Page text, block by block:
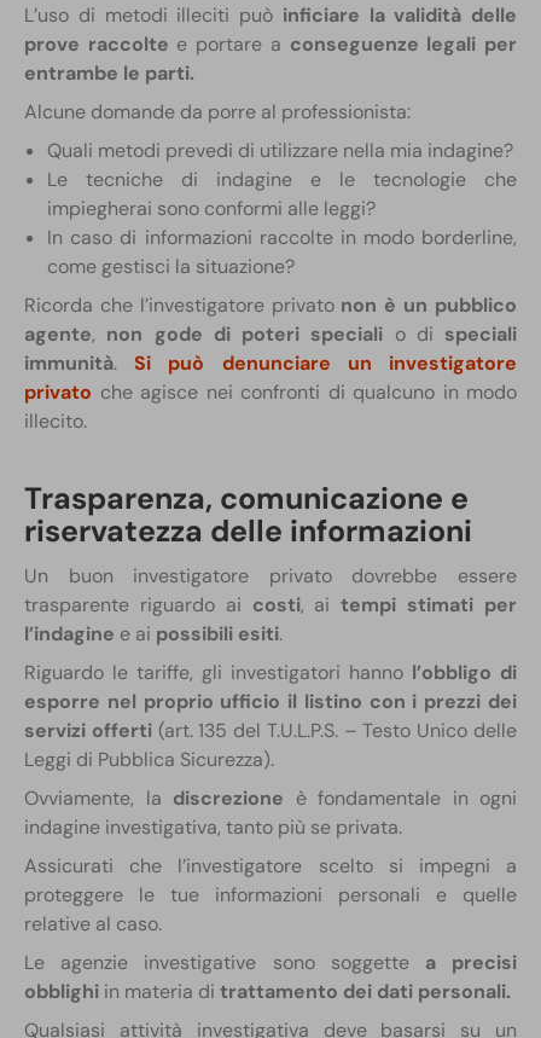
L’uso di metodi illeciti può inficiare la validità delle
prove raccolte e portare a conseguenze legali per
entrambe le parti.
Alcune domande da porre al professionista:
Quali metodi prevedi di utilizzare nella mia indagine?
Le tecniche di indagine e le tecnologie che
impiegherai sono conformi alle leggi?
In caso di informazioni raccolte in modo borderline,
come gestisci la situazione?
Ricorda che l’investigatore privato non è un pubblico
agente, non gode di poteri speciali o di speciali
immunità.Si può denunciare un investigatore
privato che agisce nei confronti di qualcuno in modo
illecito.
Trasparenza, comunicazione e
riservatezza delle informazioni
Un buon investigatore privato dovrebbe essere
trasparente riguardo ai costi, aitempi stimati per
l’indagine e ai possibili esiti.
Riguardo le tariffe, gli investigatori hanno l’obbligo di
esporre nel proprio ufficio il listino con i prezzi dei
servizi offerti(art. 135 del T.U.L.P.S. – Testo Unico delle
Leggi di Pubblica Sicurezza).
Ovviamente, la discrezione è fondamentale in ogni
indagine investigativa, tanto più se privata.
Assicurati che l’investigatore scelto si impegni a
proteggere le tue informazioni personali e quelle
relative al caso.
Le agenzie investigative sono soggette a precisi
obblighi in materia di trattamento dei dati personali.
Qualsiasi attività investigativa deve basarsi su un